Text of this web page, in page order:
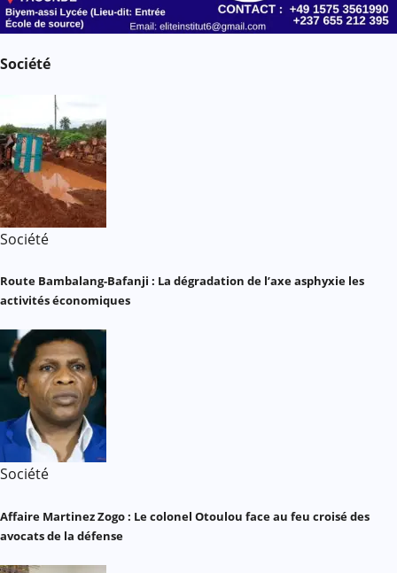
Société
Société
Route Bambalang-Bafanji : La dégradation de l’axe asphyxie les
activités économiques
Société
Affaire Martinez Zogo : Le colonel Otoulou face au feu croisé des
avocats de la défense